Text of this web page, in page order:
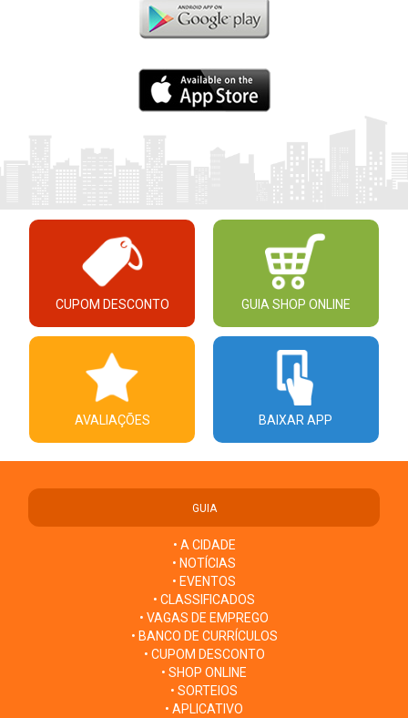
CUPOM DESCONTO GUIA SHOP ONLINE
AVALIAÇÕES BAIXAR APP
GUIA
• A CIDADE
• NOTÍCIAS
• EVENTOS
• CLASSIFICADOS
• VAGAS DE EMPREGO
• BANCO DE CURRÍCULOS
• CUPOM DESCONTO
• SHOP ONLINE
• SORTEIOS
• APLICATIVO